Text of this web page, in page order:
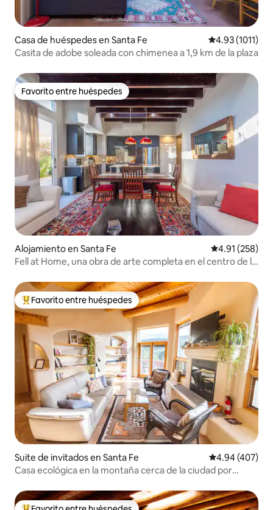
Casa de huéspedes en Santa Fe Calificación
4.93 (1011)
Casita de adobe soleada con chimenea a 1,9 km de la plaza
Favorito entre huéspedes
Favorito entre huéspedes
Alojamiento en Santa Fe Calificación
4.91 (258)
Fell at Home, una obra de arte completa en el centro de la
Favorito entre huéspedes preferido
Favorito entre huéspedes
Suite de invitados en Santa Fe Calificación
4.94 (407)
Casa ecológica en la montaña cerca de la ciudad por